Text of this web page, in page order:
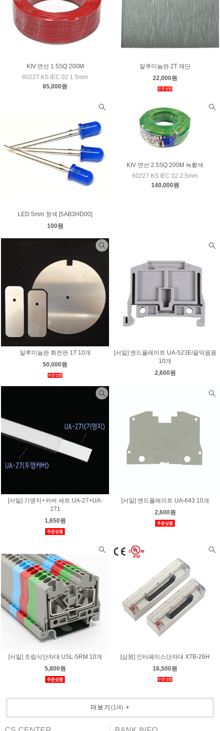
KIV 연선 1.5SQ 200M
60227 KS IEC 02 1.5mm
85,000원
알루미늄판 2T 재단
22,000원
LED 5mm 청색 [5AB3HD00]
100원
KIV 연선 2.5SQ 200M 녹황색
60227 KS IEC 02 2.5mm
140,000원
알루미늄판 회전판 1T 10개
50,000원
[서일] 엔드플레이트 UA-523E/끝막음용
10개
2,600원
[서일] 기명지+커버 세트 UA-27+UA-
271
1,650원
[서일] 엔드플레이트 UA-643 10개
2,600원
[서일] 조립식단자대 USL-5RM 10개
5,800원
[삼원] 인터페이스단자대 XTB-26H
16,500원
더보기 (1/4)+